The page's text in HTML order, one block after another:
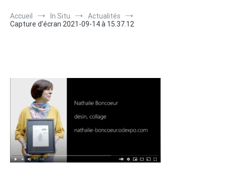
Accueil In Situ
Actualités
Capture d’écran 2021-09-14 à 15.37.12